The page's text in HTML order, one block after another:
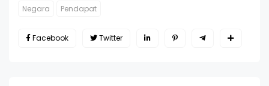
Negara Pendapat
Facebook Twitter